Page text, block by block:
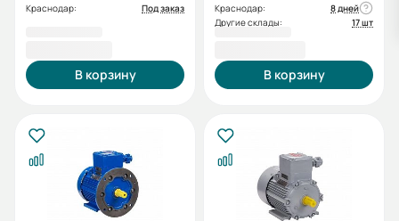
Краснодар: Под заказ
В корзину
Краснодар:
8 дней
Другие склады:
17 шт
В корзину